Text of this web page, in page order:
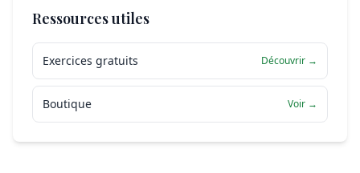
Ressources utiles
Exercices gratuits Découvrir →
Boutique Voir →